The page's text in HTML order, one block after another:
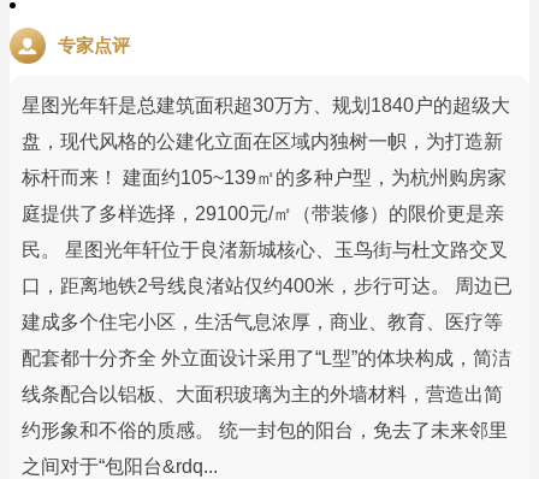
专家点评
星图光年轩是总建筑面积超30万方、规划1840户的超级大
盘，现代风格的公建化立面在区域内独树一帜，为打造新
标杆而来！ 建面约105~139㎡的多种户型，为杭州购房家
庭提供了多样选择，29100元/㎡（带装修）的限价更是亲
民。 星图光年轩位于良渚新城核心、玉鸟街与杜文路交叉
口，距离地铁2号线良渚站仅约400米，步行可达。 周边已
建成多个住宅小区，生活气息浓厚，商业、教育、医疗等
配套都十分齐全 外立面设计采用了“L型”的体块构成，简洁
线条配合以铝板、大面积玻璃为主的外墙材料，营造出简
约形象和不俗的质感。 统一封包的阳台，免去了未来邻里
之间对于“包阳台&rdq...